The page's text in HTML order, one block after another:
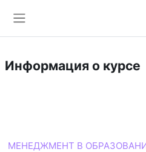
Информация о курсе
МЕНЕДЖМЕНТ В